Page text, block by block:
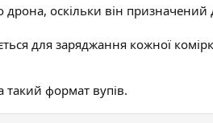
оскільки він
для заряджання кожної
формат вупів.